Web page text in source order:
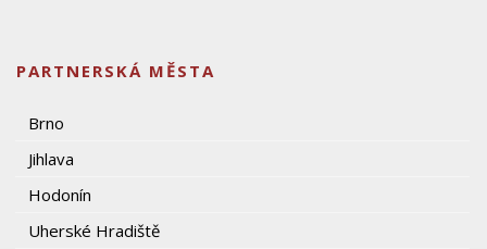
PARTNERSKÁ MĚSTA
Brno
Jihlava
Hodonín
Uherské Hradiště